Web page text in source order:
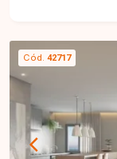
Cód. 42717